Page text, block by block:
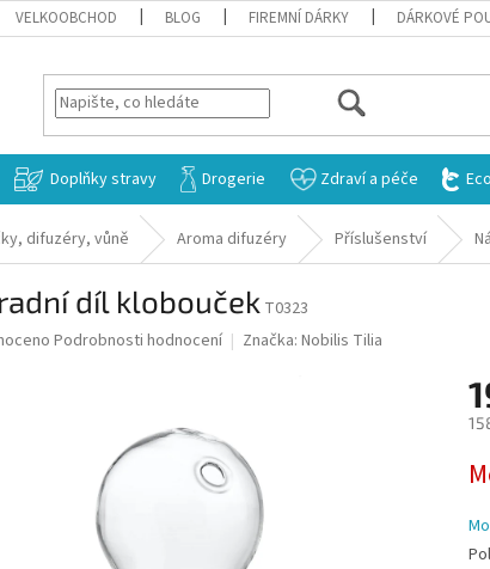
VELKOOBCHOD BLOG FIREMNÍ DÁRKY DÁRKOVÉ
HLEDAT
Doplňky stravy Drogerie Zdraví a péče
difuzéry, vůně Aroma difuzéry Příslušenství
díl klobouček T0323
Podrobnosti hodnocení Značka: Nobilis Tilia